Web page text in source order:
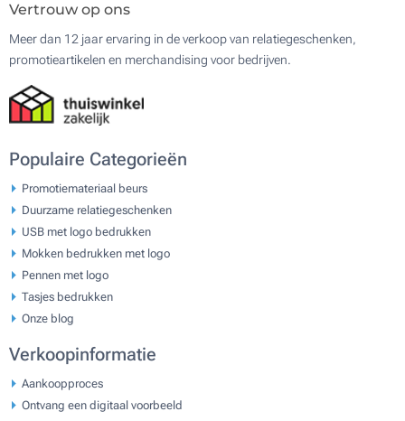
Vertrouw op ons
Meer dan 12 jaar ervaring in de verkoop van relatiegeschenken,
promotieartikelen en merchandising voor bedrijven.
Populaire Categorieën
Promotiemateriaal beurs
Duurzame relatiegeschenken
USB met logo bedrukken
Mokken bedrukken met logo
Pennen met logo
Tasjes bedrukken
Onze blog
Verkoopinformatie
Aankoopproces
Ontvang een digitaal voorbeeld